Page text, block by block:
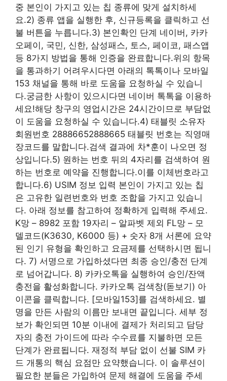
중 본인이 가지고 있는 칩 종류에 맞게 설치하세
요.2) 종류 앱을 실행한 후, 신규등록을 클릭하고 선
불 버튼을 누릅니다.3) 본인확인 단계 네이버, 카카
오페이, 국민, 신한, 삼성패스, 토스, 페이코, 패스앱
등 8가지 방법을 통해 인증을 완료합니다.위의 항목
을 통과하기 어려우시다면 아래의 톡톡이나 모바일
153 채널을 통해 바로 도움을 요청하실 수 있습니
다.궁금한 사항이 있으시다면 네이버 톡톡을 이용하
세요!해당 창구의 영업시간은 24시간이므로 부담없
이 도움을 요청하실 수 있습니다.4) 태블릿 소유자
회원번호 28886652888665 태블릿 번호는 직영매
장코드를 말합니다.검색 결과에 차*훈이 나오면 정
상입니다.5) 원하는 번호 뒤의 4자리를 검색하여 원
하는 번호로 예약을 진행합니다.이를 이체번호라고
합니다.6) USIM 정보 입력 본인이 가지고 있는 칩
은 고유한 일련번호와 번호 조합을 가지고 있습니
다. 아래 정보를 참고하여 정확하게 입력해 주세요.
K망 – 8982 포함 19자리 – 알파벳 제외 FL망 – 모
델코드(K3630, K6000 등) + 숫자 8개 서론에 요약
된 인기 유형을 확인하고 요금제를 선택하시면 됩니
다. 7) 서명으로 가입하셨다면 최종 승인/충전 단계
로 넘어갑니다. 8) 카카오톡을 실행하여 승인/잔액
충전을 활성화합니다. 카카오톡 검색창(돋보기) 아
이콘을 클릭합니다. [모바일153]를 검색하세요. 별
명을 만든 사람의 이름만 보내면 끝입니다. 세부 정
보가 확인되면 10분 이내에 결제가 처리되고 담당
자의 충전 가이드에 따라 수수료를 지불하면 모든
단계가 완료됩니다. 재정적 부담 없이 선불 SIM 카
드 개통의 핵심 요점만 요약했습니다. 이 솔루션이
필요한 분들은 가입하여 문제 해결에 도움을 주세